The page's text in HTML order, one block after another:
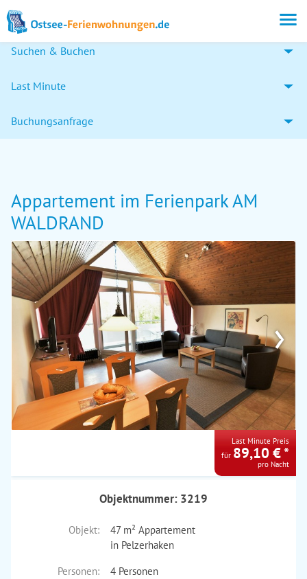
Suchen & Buchen
Last Minute
Buchungsanfrage
Appartement im Ferienpark AM
WALDRAND
›
Last Minute Preis
für 89,10 € *
pro Nacht
Objektnummer: 3219
Objekt:
47 m² Appartement
in Pelzerhaken
Personen:
4 Personen